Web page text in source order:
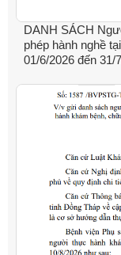
DANH SÁCH
phép hành nghề
01/6/2026 đến 31/